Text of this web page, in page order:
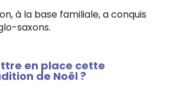
à la base familiale, a conquis
saxons.
en place cette
de Noël ?